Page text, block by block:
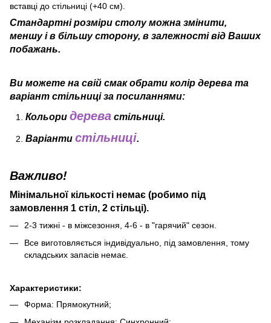
вставці до стільниці (+40 см).
Стандартні розміри столу можна змінити,
меншу і в більшу сторону, в залежності від Ваших
побажань.
Ви можете на свій смак обрати колір дерева та
варіант стільниці за посиланнями:
Кольори дерева стільниці.
Варіанти стільниці.
Важливо!
Мінімальної кількості немає (робимо під
замовлення 1 стіл, 2 стільці).
2-3 тижні - в міжсезоння, 4-6 - в "гарячий" сезон.
Все виготовляється індивідуально, під замовлення, тому
складських запасів немає.
Характеристики:
Форма: Прямокутний;